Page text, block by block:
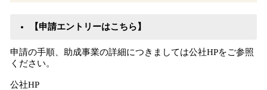
【申請エントリーはこちら】
申請の手順、助成事業の詳細につきましては公社HPをご参照
ください。
公社HP